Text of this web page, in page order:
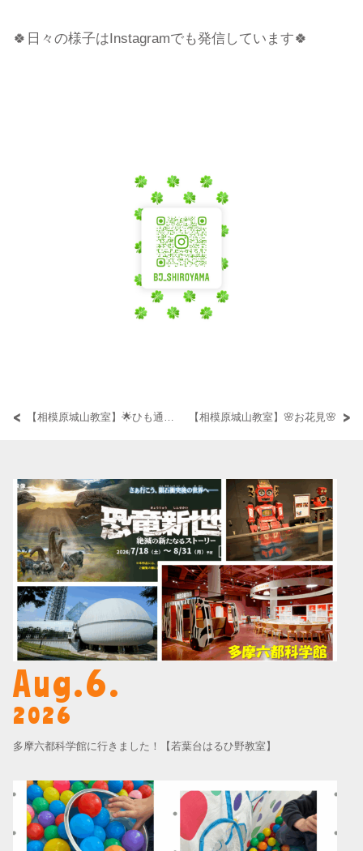
🍀日々の様子はInstagramでも発信しています🍀
【相模原城山教室】🌟ひも通し🌟 【相模原城山教室】🌸お花見🌸
Aug.6.
2026
多摩六都科学館に行きました！【若葉台はるひ野教室】